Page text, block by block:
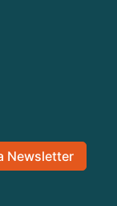
Newsletter